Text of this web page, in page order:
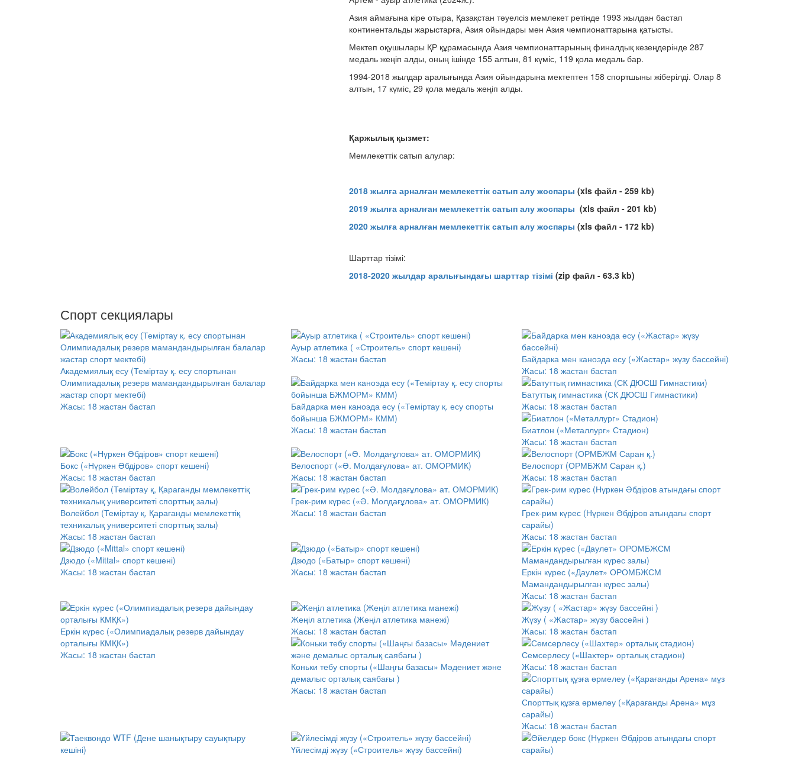
Азия аймағына кіре отыра, Қазақстан тәуелсіз мемлекет ретінде 1993 жылдан бастап
континентальды жарыстарға, Азия ойындары мен Азия чемпионаттарына қатысты.
Мектеп оқушылары ҚР құрамасында Азия чемпионаттарының финалдық кезеңдерінде 287
медаль жеңіп алды, оның ішінде 155 алтын, 81 күміс, 119 қола медаль бар.
1994-2018 жылдар аралығында Азия ойындарына мектептен 158 спортшыны жіберілді. Олар 8
алтын, 17 күміс, 29 қола медаль жеңіп алды.
Қаржылық қызмет:
Мемлекеттік сатып алулар:
2018 жылға арналған мемлекеттік сатып алу жоспары (xls файл - 259 kb)
2019 жылға арналған мемлекеттік сатып алу жоспары (xls файл - 201 kb)
2020 жылға арналған мемлекеттік сатып алу жоспары (xls файл - 172 kb)
Шарттар тізімі:
2018-2020 жылдар аралығындағы шарттар тізімі (zip файл - 63.3 kb)
Спорт секциялары
Академиялық есу (Теміртау қ. есу спортынан
Олимпиадалық резерв мамандандырылған балалар
жастар спорт мектебі)
Жасы: 18 жастан бастап
Ауыр атлетика ( «Строитель» спорт кешені)
Жасы: 18 жастан бастап
Байдарка мен каноэда есу («Жастар» жүзу бассейні)
Жасы: 18 жастан бастап
Байдарка мен каноэда есу («Теміртау қ. есу спорты
бойынша БЖМОРМ» КММ)
Жасы: 18 жастан бастап
Батуттық гимнастика (СК ДЮСШ Гимнастики)
Жасы: 18 жастан бастап
Биатлон («Металлург» Стадион)
Жасы: 18 жастан бастап
Бокс («Нүркен Әбдіров» спорт кешені)
Жасы: 18 жастан бастап
Велоспорт («Ә. Молдағұлова» ат. ОМОРМИК)
Жасы: 18 жастан бастап
Велоспорт (ОРМБЖМ Саран қ.)
Жасы: 18 жастан бастап
Волейбол (Теміртау қ, Қараганды мемлекеттіқ
техникалық университеті спорттық залы)
Жасы: 18 жастан бастап
Грек-рим күрес («Ә. Молдағұлова» ат. ОМОРМИК)
Жасы: 18 жастан бастап
Грек-рим күрес (Нүркен Әбдіров атындағы спорт
сарайы)
Жасы: 18 жастан бастап
Дзюдо («Mittal» спорт кешені)
Жасы: 18 жастан бастап
Дзюдо («Батыр» спорт кешені)
Жасы: 18 жастан бастап
Еркін күрес («Даулет» ОРОМБЖСМ
Мамандандырылған күрес залы)
Жасы: 18 жастан бастап
Еркін күрес («Олимпиадалық резерв дайындау
орталығы КМҚК»)
Жасы: 18 жастан бастап
Жеңіл атлетика (Жеңіл атлетика манежі)
Жасы: 18 жастан бастап
Жүзу ( «Жастар» жүзу бассейні )
Жасы: 18 жастан бастап
Коньки тебу спорты («Шаңғы базасы» Мәдениет және
демалыс орталық саябағы )
Жасы: 18 жастан бастап
Семсерлесу («Шахтер» орталық стадион)
Жасы: 18 жастан бастап
Спорттық құзға өрмелеу («Қарағанды Арена» мұз
сарайы)
Жасы: 18 жастан бастап
Үйлесімді жүзу («Строитель» жүзу бассейні)